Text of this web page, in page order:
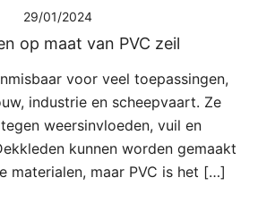
29/01/2024
op maat van PVC zeil
voor veel toepassingen,
industrie en scheepvaart. Ze
weersinvloeden, vuil en
kunnen worden gemaakt
materialen, maar PVC is het […]